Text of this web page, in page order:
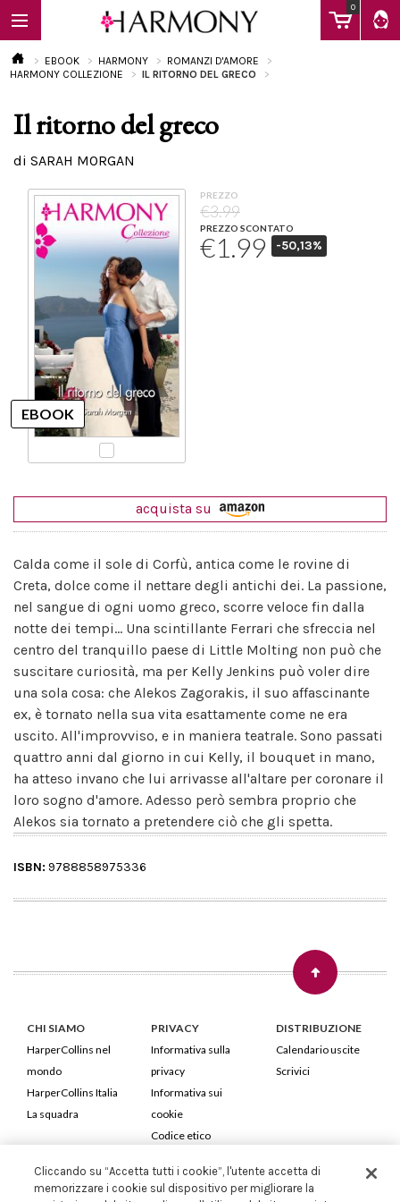
0
EBOOK
Calendario
EBOOK HARMONY
ROMANZI D'AMORE
HARMONY COLLEZIONE
IL RITORNO DEL GRECO
Il ritorno del greco
di SARAH MORGAN
PREZZO
€3.99
PREZZO SCONTATO
€1.99 -50,13%
acquista su
Calda come il sole di Corfù, antica come le rovine di
Creta, dolce come il nettare degli antichi dei. La passione,
nel sangue di ogni uomo greco, scorre veloce fin dalla
notte dei tempi... Una scintillante Ferrari che sfreccia nel
centro del tranquillo paese di Little Molting non può che
suscitare curiosità, ma per Kelly Jenkins può voler dire
una sola cosa: che Alekos Zagorakis, il suo affascinante
ex, è tornato nella sua vita esattamente come ne era
uscito. All'improvviso, e in maniera teatrale. Sono passati
quattro anni dal giorno in cui Kelly, il bouquet in mano,
ha atteso invano che lui arrivasse all'altare per coronare il
loro sogno d'amore. Adesso però sembra proprio che
Alekos sia tornato a pretendere ciò che gli spetta.
ISBN: 9788858975336
CHI SIAMO
HarperCollins nel
mondo
HarperCollins Italia
La squadra
PRIVACY
Informativa sulla
privacy
Informativa sui
cookie
Codice etico
DISTRIBUZIONE
Calendario uscite
Scrivici
HarperCollins Italia S.p.A. Viale Monte Nero, 84 - 20135 Milano
Cliccando su “Accetta tutti i cookie”, l'utente accetta di
memorizzare i cookie sul dispositivo per migliorare la